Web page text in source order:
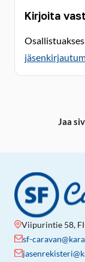
Kirjoita
Jaa
Viipurintie 58,
sf-